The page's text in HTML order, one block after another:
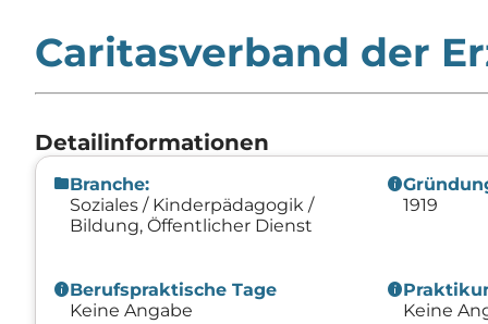
Caritasverband der
Detailinformationen
folderBranche:
Soziales / Kinderpädagogik /
Bildung, Öffentlicher Dienst
info
1919
infoBerufspraktische Tage
Keine Angabe
info
Keine